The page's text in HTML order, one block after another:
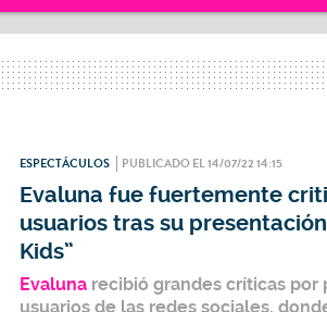
ESPECTÁCULOS PUBLICADO EL 14/07/22 14:15
Evaluna fue fuertemente
usuarios tras su presentación
Kids”
Evaluna recibió grandes críticas por
usuarios de las redes sociales,